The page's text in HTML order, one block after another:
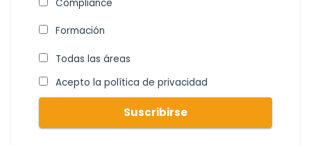
Compliance
Formación
Todas las áreas
Acepto la política de privacidad